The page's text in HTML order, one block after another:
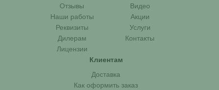
Отзывы
Видео
Наши работы
Акции
Реквизиты
Услуги
Дилерам
Контакты
Лицензии
Клиентам
Доставка
Как оформить заказ